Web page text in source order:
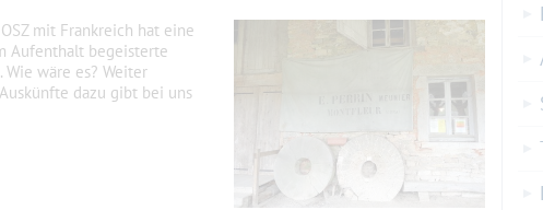
mit Frankreich hat eine
Aufenthalt begeisterte
wäre es? Weiter
dazu gibt bei uns